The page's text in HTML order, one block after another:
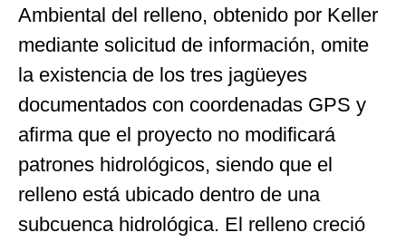
Ambiental del relleno, obtenido por Keller
mediante solicitud de información, omite
la existencia de los tres jagüeyes
documentados con coordenadas GPS y
afirma que el proyecto no modificará
patrones hidrológicos, siendo que el
relleno está ubicado dentro de una
subcuenca hidrológica. El relleno creció